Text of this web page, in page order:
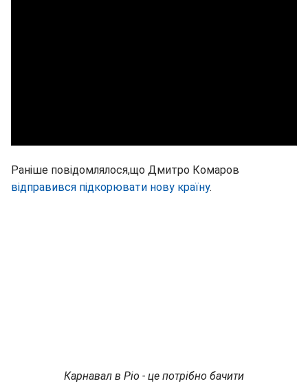
Раніше повідомлялося,що Дмитро Комаров
відправився підкорювати нову країну.
Карнавал в Ріо - це потрібно бачити